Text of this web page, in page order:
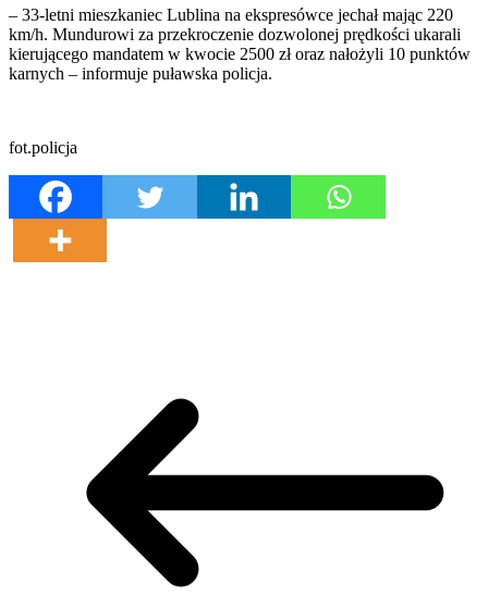
– 33-letni mieszkaniec Lublina na ekspresówce jechał mając 220
km/h. Mundurowi za przekroczenie dozwolonej prędkości ukarali
kierującego mandatem w kwocie 2500 zł oraz nałożyli 10 punktów
karnych – informuje puławska policja.
fot.policja